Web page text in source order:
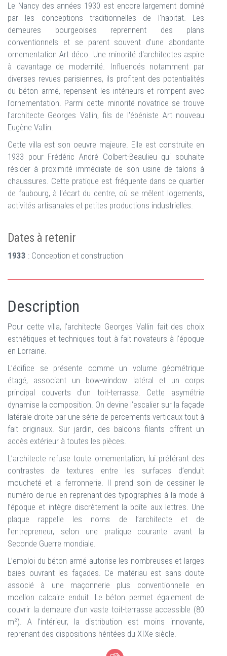
Le Nancy des années 1930 est encore largement dominé
par les conceptions traditionnelles de l'habitat. Les
demeures bourgeoises reprennent des plans
conventionnels et se parent souvent d'une abondante
ornementation Art déco. Une minorité d'architectes aspire
à davantage de modernité. Influencés notamment par
diverses revues parisiennes, ils profitent des potentialités
du béton armé, repensent les intérieurs et rompent avec
l'ornementation. Parmi cette minorité novatrice se trouve
l'architecte Georges Vallin, fils de l'ébéniste Art nouveau
Eugène Vallin.
Cette villa est son oeuvre majeure. Elle est construite en
1933 pour Frédéric André Colbert-Beaulieu qui souhaite
résider à proximité immédiate de son usine de talons à
chaussures. Cette pratique est fréquente dans ce quartier
de faubourg, à l'écart du centre, où se mêlent logements,
activités artisanales et petites productions industrielles.
Dates à retenir
1933 : Conception et construction
Description
Pour cette villa, l'architecte Georges Vallin fait des choix
esthétiques et techniques tout à fait novateurs à l'époque
en Lorraine.
L’édifice se présente comme un volume géométrique
étagé, associant un bow-window latéral et un corps
principal couverts d’un toit-terrasse. Cette asymétrie
dynamise la composition. On devine l’escalier sur la façade
latérale droite par une série de percements verticaux tout à
fait originaux. Sur jardin, des balcons filants offrent un
accès extérieur à toutes les pièces.
L’architecte refuse toute ornementation, lui préférant des
contrastes de textures entre les surfaces d’enduit
moucheté et la ferronnerie. Il prend soin de dessiner le
numéro de rue en reprenant des typographies à la mode à
l’époque et intègre discrètement la boîte aux lettres. Une
plaque rappelle les noms de l’architecte et de
l’entrepreneur, selon une pratique courante avant la
Seconde Guerre mondiale.
L’emploi du béton armé autorise les nombreuses et larges
baies ouvrant les façades. Ce matériau est sans doute
associé à une maçonnerie plus conventionnelle en
moellon calcaire enduit. Le béton permet également de
couvrir la demeure d'un vaste toit-terrasse accessible (80
m²). A l’intérieur, la distribution est moins innovante,
reprenant des dispositions héritées du XIXe siècle.